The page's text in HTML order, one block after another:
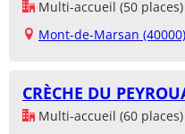
Multi-accueil (50 places)
Mont-de-Marsan (40000)
CRÈCHE DU
Multi-accueil (60 places)